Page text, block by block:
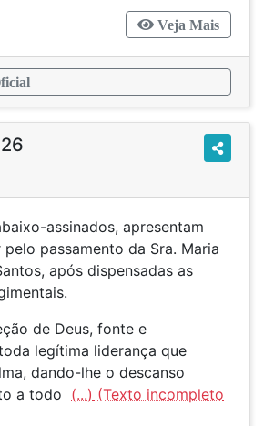
Veja Mais
assinados, apresentam
pelo passamento da Sra. Maria
após dispensadas as
de Deus, fonte e
legítima liderança que
dando-lhe o descanso
a todo (...)